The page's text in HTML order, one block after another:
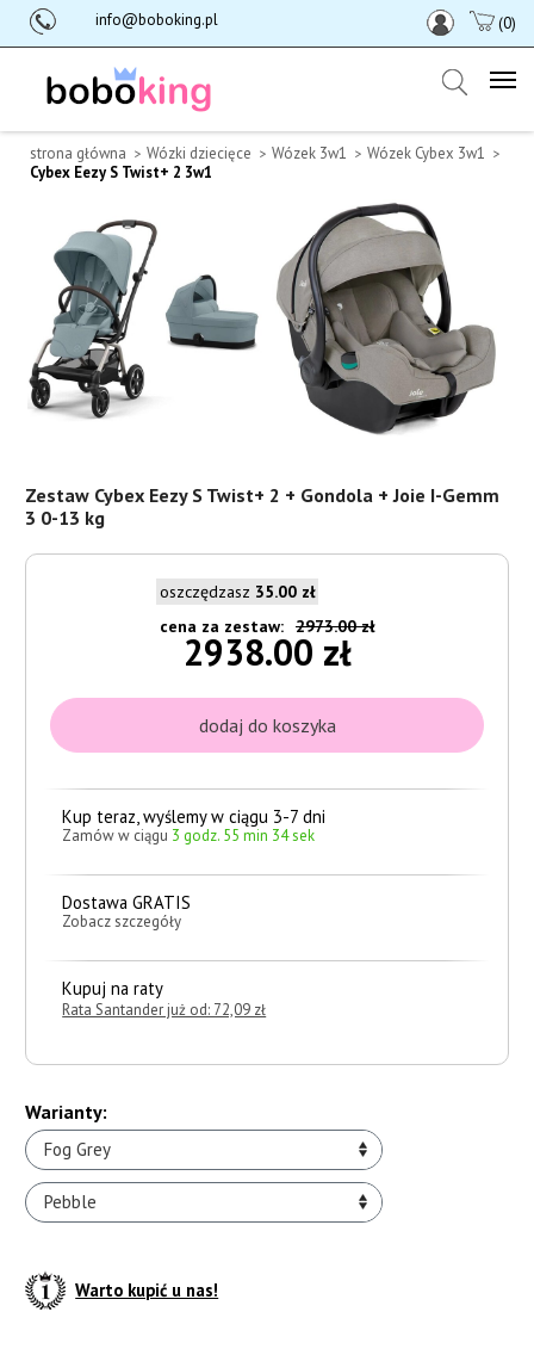
info@boboking.pl (0)
strona główna Wózki dziecięce Wózek 3w1
Wózek Cybex 3w1
Cybex Eezy S Twist+ 2 3w1
Zestaw Cybex Eezy S Twist+ 2 + Gondola + Joie I-Gemm
3 0-13 kg
Warianty:
Fog Grey
Pebble
Warto kupić u nas!
oszczędzasz 35.00 zł
2973.00 zł
cena za zestaw:
2938.00 zł
Kup teraz, wyślemy w ciągu 3-7 dni
Zamów w ciągu 3 godz. 55 min 33 sek
Dostawa GRATIS
Zobacz szczegóły
Kupuj na raty
Rata Santander już od: 72,09 zł